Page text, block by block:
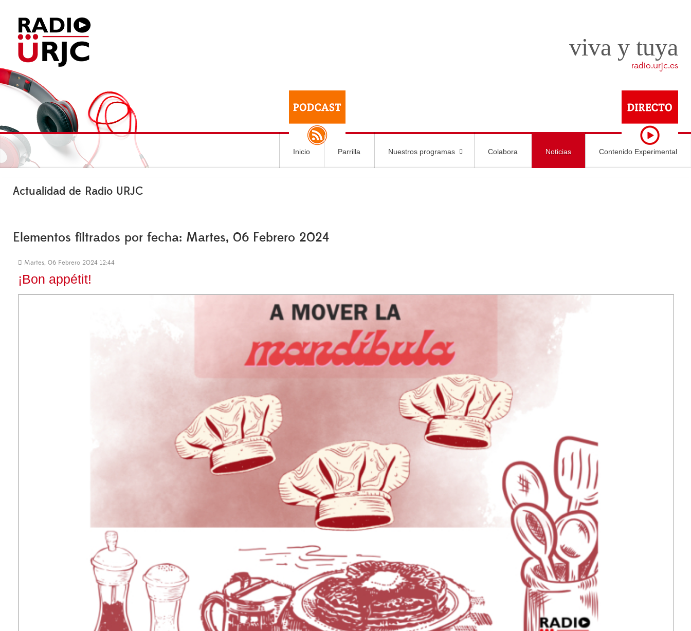
viva y tuya
radio.urjc.es
Inicio Parrilla Nuestros programas Colabora Noticias Contenido Experimental
Actualidad de Radio URJC
Elementos filtrados por fecha: Martes, 06 Febrero 2024
Martes, 06 Febrero 2024 12:44
¡Bon appétit!